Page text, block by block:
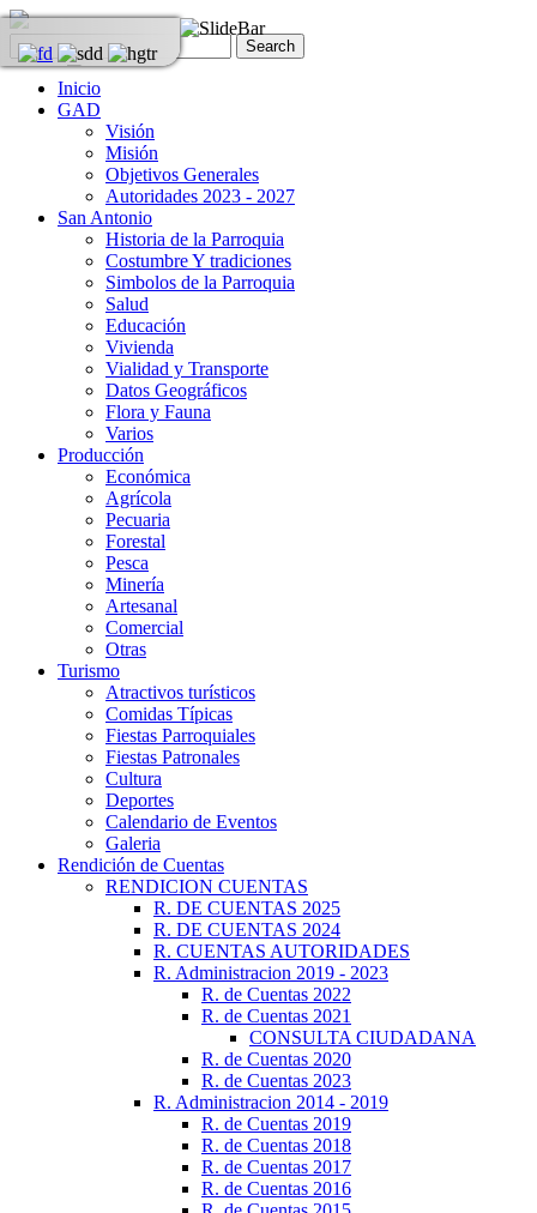
Inicio
GAD
Visión
Misión
Objetivos Generales
Autoridades 2023 - 2027
San Antonio
Historia de la Parroquia
Costumbre Y tradiciones
Simbolos de la Parroquia
Salud
Educación
Vivienda
Vialidad y Transporte
Datos Geográficos
Flora y Fauna
Varios
Producción
Económica
Agrícola
Pecuaria
Forestal
Pesca
Minería
Artesanal
Comercial
Otras
Turismo
Atractivos turísticos
Comidas Típicas
Fiestas Parroquiales
Fiestas Patronales
Cultura
Deportes
Calendario de Eventos
Galeria
Rendición de Cuentas
RENDICION CUENTAS
R. DE CUENTAS 2025
R. DE CUENTAS 2024
R. CUENTAS AUTORIDADES
R. Administracion 2019 - 2023
R. de Cuentas 2022
R. de Cuentas 2021
CONSULTA CIUDADANA
R. de Cuentas 2020
R. de Cuentas 2023
R. Administracion 2014 - 2019
R. de Cuentas 2019
R. de Cuentas 2018
R. de Cuentas 2017
R. de Cuentas 2016